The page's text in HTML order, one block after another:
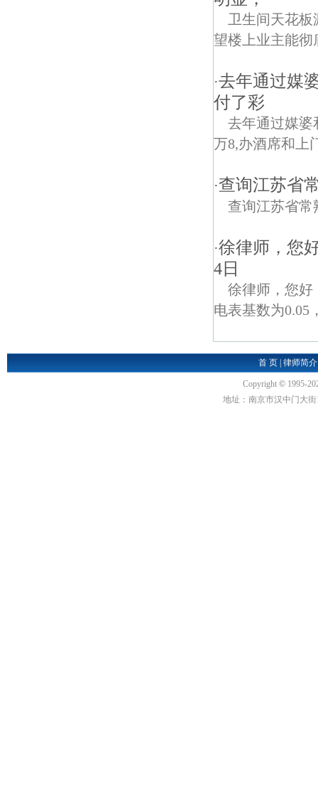
卫生间天花
望楼上业主能彻
·去年通过媒
付了彩
去年通过媒婆
万8,办酒席和上
·查询江苏省
查询江苏省常
·徐律师，您
4日
徐律师，您好
电表基数为0.05
首 页 |律师简介
Copyright © 1995-
地址：南京市汉中门大街